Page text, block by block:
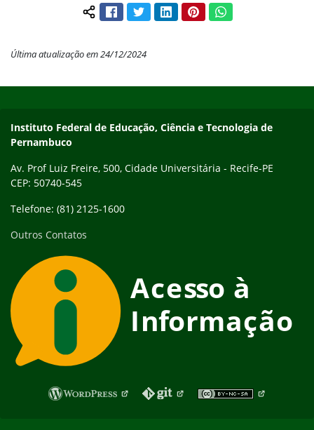
Compartilhar conteúdo:
FacebookTwitterLinkedInPinterestWhatsApp
Última atualização em 24/12/2024
Instituto Federal de Educação, Ciência e Tecnologia de
Pernambuco
Av. Prof Luiz Freire, 500, Cidade Universitária - Recife-PE
CEP: 50740-545
Telefone: (81) 2125-1600
Outros Contatos